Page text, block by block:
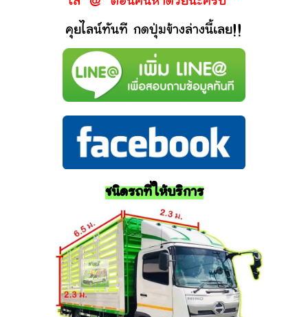
คุยไลน์ทันที กดปุ่มข้างล่างนี้เลย!!
ชนิดรถที่ให้บริการ